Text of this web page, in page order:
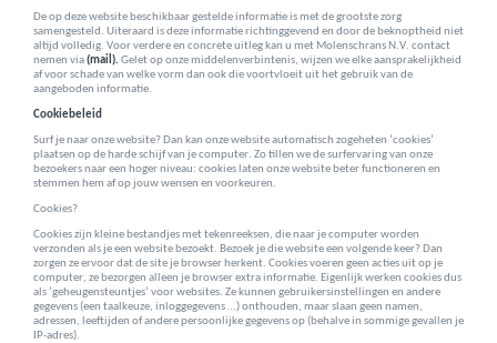
De op deze website beschikbaar gestelde informatie is met de grootste zorg
samengesteld. Uiteraard is deze informatie richtinggevend en door de beknoptheid niet
altijd volledig. Voor verdere en concrete uitleg kan u met Molenschrans N.V. contact
nemen via(mail).Gelet op onze middelenverbintenis, wijzen we elke aansprakelijkheid
af voor schade van welke vorm dan ook die voortvloeit uit het gebruik van de
aangeboden informatie.
Cookiebeleid
Surf je naar onze website? Dan kan onze website automatisch zogeheten ‘cookies’
plaatsen op de harde schijf van je computer. Zo tillen we de surfervaring van onze
bezoekers naar een hoger niveau: cookies laten onze website beter functioneren en
stemmen hem af op jouw wensen en voorkeuren.
Cookies?
Cookies zijn kleine bestandjes met tekenreeksen, die naar je computer worden
verzonden als je een website bezoekt. Bezoek je die website een volgende keer? Dan
zorgen ze ervoor dat de site je browser herkent. Cookies voeren geen acties uit op je
computer, ze bezorgen alleen je browser extra informatie. Eigenlijk werken cookies dus
als ‘geheugensteuntjes’ voor websites. Ze kunnen gebruikersinstellingen en andere
gegevens (een taalkeuze, inloggegevens …) onthouden, maar slaan geen namen,
adressen, leeftijden of andere persoonlijke gegevens op (behalve in sommige gevallen je
IP-adres).